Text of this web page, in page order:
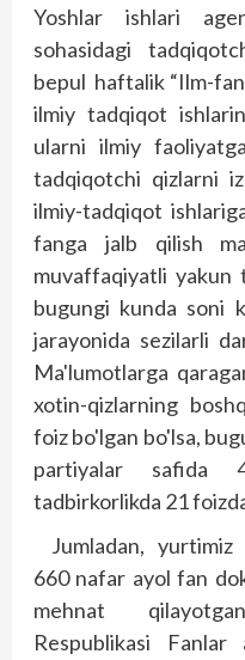
Yoshlar ishlari
sohasidagi
bepul haftalik “Ilm-
ilmiy tadqiqot
ularni ilmiy
tadqiqotchi qizlarni
ilmiy-tadqiqot
fanga jalb qilish
muvaffaqiyatli yakun
bugungi kunda soni
jarayonida sezilarli
Ma'lumotlarga
xotin-qizlarning
foiz bo'lgan bo'lsa,
partiyalar safida
tadbirkorlikda 21
Jumladan, yurtimiz
660 nafar ayol fan
mehnat
Respublikasi Fanlar